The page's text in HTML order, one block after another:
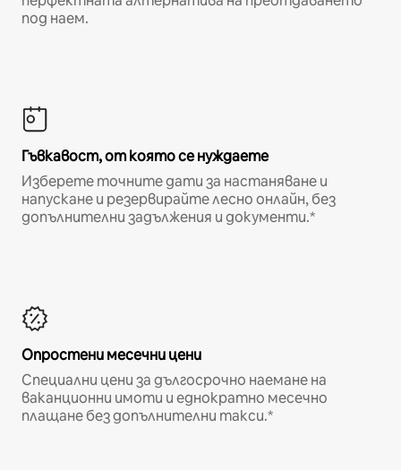
под наем.
Гъвкавост, от която се нуждаете
Изберете точните дати за настаняване и
напускане и резервирайте лесно онлайн, без
допълнителни задължения и документи.*
Опростени месечни цени
Специални цени за дългосрочно наемане на
ваканционни имоти и еднократно месечно
плащане без допълнителни такси.*